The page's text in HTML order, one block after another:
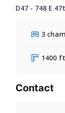
D47 - 748 E
3
1400
Contact